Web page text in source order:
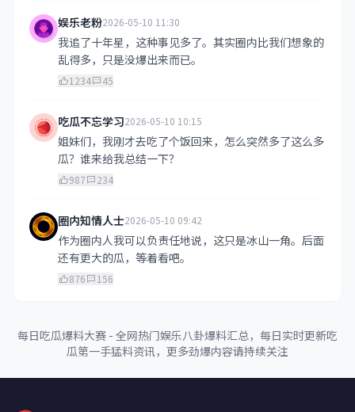
娱乐老粉2026-05-10 11:30
我追了十年星，这种事见多了。其实圈内比我们想象的
乱得多，只是没爆出来而已。
1234 45
吃瓜不忘学习2026-05-10 10:15
姐妹们，我刚才去吃了个饭回来，怎么突然多了这么多
瓜？谁来给我总结一下？
987 234
圈内知情人士2026-05-10 09:42
作为圈内人我可以负责任地说，这只是冰山一角。后面
还有更大的瓜，等着看吧。
876 156
每日吃瓜爆料大赛 - 全网热门娱乐八卦爆料汇总，每日实时更新吃
瓜第一手猛料资讯，更多劲爆内容请持续关注